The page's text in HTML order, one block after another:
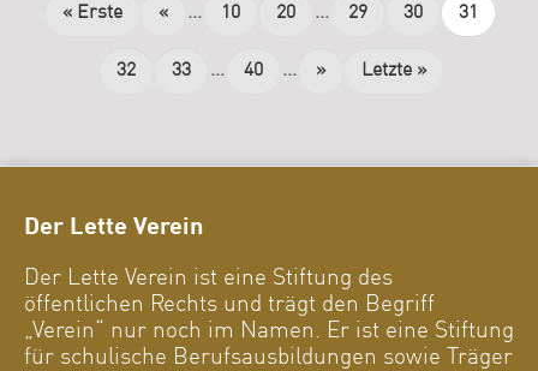
« Erste « ... 10 20 ... 29 30 31
32 33 ... 40 ... » Letzte »
Der Lette Verein
Der Lette Verein ist eine Stiftung des
öffentlichen Rechts und trägt den Begriff
„Verein“ nur noch im Namen. Er ist eine Stiftung
für schulische Berufsausbildungen sowie Träger